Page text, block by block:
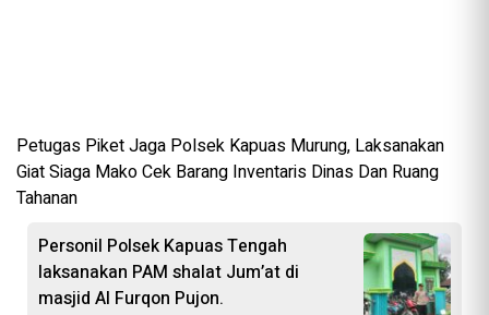
Petugas Piket Jaga Polsek Kapuas Murung, Laksanakan
Giat Siaga Mako Cek Barang Inventaris Dinas Dan Ruang
Tahanan
Personil Polsek Kapuas Tengah
laksanakan PAM shalat Jum’at di
masjid Al Furqon Pujon.